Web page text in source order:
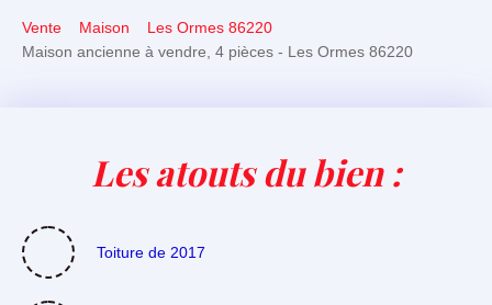
Vente Maison
Les Ormes 86220
Maison ancienne à vendre, 4 pièces - Les Ormes 86220
Les atouts du bien :
Toiture de 2017